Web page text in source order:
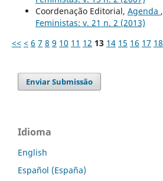
Coordenação Editorial, Agenda ,
Feministas: v. 21 n. 2 (2013)
<< < 6 7 8 9 10 11 12 13 14 15 16 17 18
Enviar Submissão
Idioma
English
Español (España)